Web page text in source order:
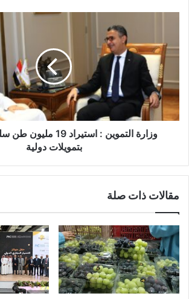
وزارة التموين : استيراد
بتمويلات دولية
مقالات ذات صلة